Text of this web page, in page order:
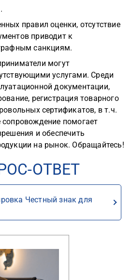
правил оценки, отсутствие
приводит к
санкциям.
могут
услугами. Среди
документации,
регистрация товарного
сертификатов, в т.ч.
помогает
и обеспечить
на рынок. Обращайтесь!
ОТВЕТ
Честный знак для